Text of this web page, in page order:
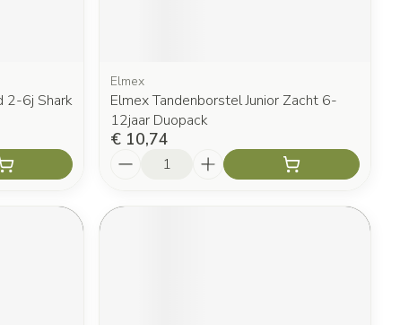
2-6j Shark
Elmex
Elmex Tandenborstel Junior Zacht 6-
12jaar Duopack
€ 10,74